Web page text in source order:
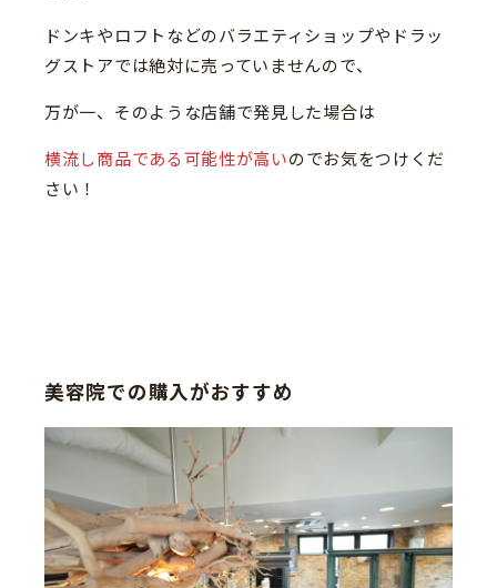
ドンキやロフトなどのバラエティショップやドラッ
グストアでは絶対に売っていませんので、
万が一、そのような店舗で発見した場合は
横流し商品である可能性が高いのでお気をつけくだ
さい！
美容院での購入がおすすめ